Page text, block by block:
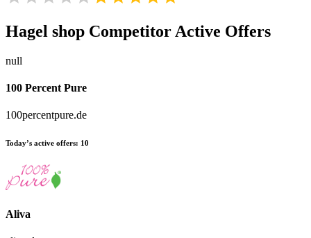
Hagel shop Competitor Active Offers
null
100 Percent Pure
100percentpure.de
Today’s active offers: 10
Aliva